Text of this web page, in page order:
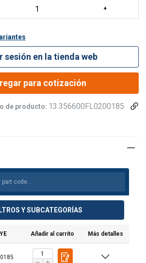
sesión en la tienda web
para cotización
de producto: 13.356600FL0200185
Y SUBCATEGORÍAS
Añadir al carrito Más detalles